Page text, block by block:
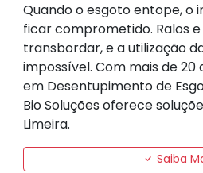
Quando o esgoto entope, o
ficar comprometido. Ralos
transbordar, e a utilização
impossível. Com mais de 20
em Desentupimento de
Bio Soluções oferece
Limeira.
Saiba